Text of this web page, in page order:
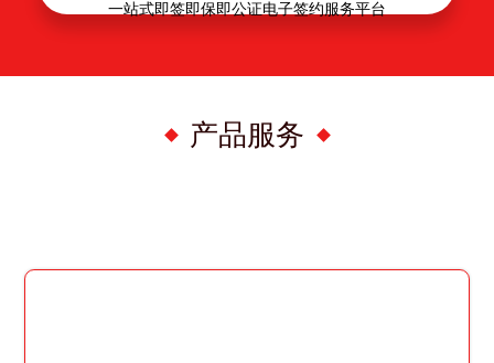
产品服务
一站式即签即保即公证电子签约服务平台